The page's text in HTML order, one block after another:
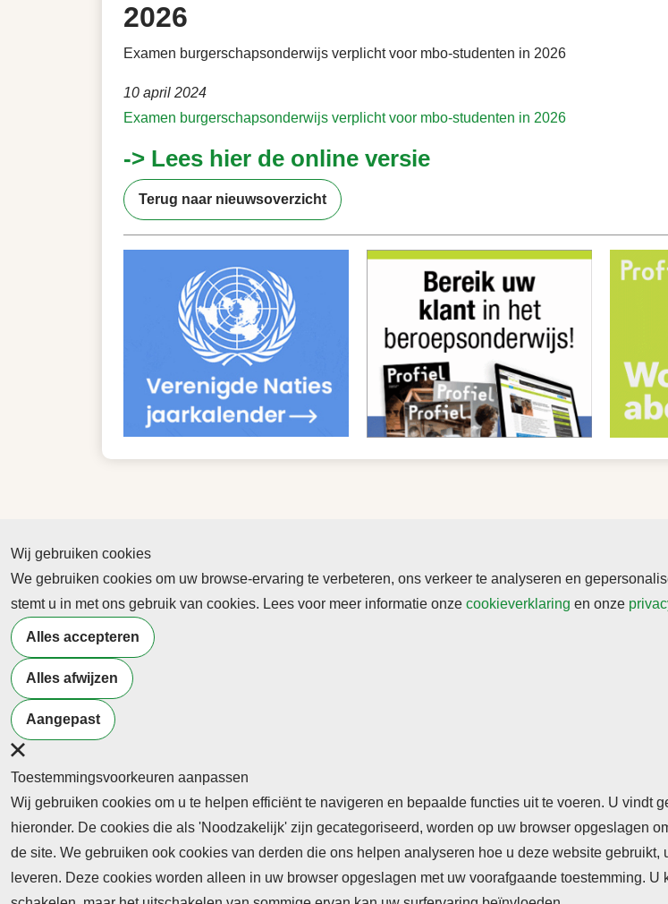
2026
Examen burgerschapsonderwijs verplicht voor mbo-studenten in 2026
10 april 2024
Examen burgerschapsonderwijs verplicht voor mbo-studenten in 2026
-> Lees hier de online versie
Terug naar nieuwsoverzicht
Wij gebruiken cookies
We gebruiken cookies om uw browse-ervaring te verbeteren, ons verkeer te analyseren en
stemt u in met ons gebruik van cookies. Lees voor meer informatie onze cookieverklaring en onze
Alles accepteren
Alles afwijzen
Aangepast
Toestemmingsvoorkeuren aanpassen
Wij gebruiken cookies om u te helpen efficiënt te navigeren en bepaalde functies uit te voeren. U
hieronder. De cookies die als 'Noodzakelijk' zijn gecategoriseerd, worden op uw browser opgeslagen
de site. We gebruiken ook cookies van derden die ons helpen analyseren hoe u deze website
leveren. Deze cookies worden alleen in uw browser opgeslagen met uw voorafgaande toestemming.
Abonnement
Nieuws
Meld je aan voor de nieuwsbrief
Neem contact op